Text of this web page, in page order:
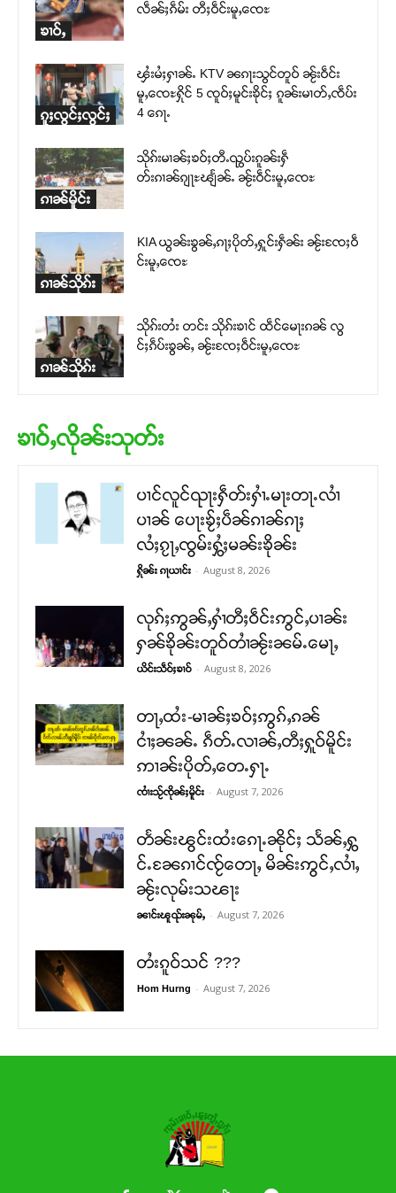
ၶၢဝ်ႇ
လဵၼ်ႈၵဵမ်း တီႈဝဵင်းမူႇၸေႊ
ၵူႈလွင်ႈလွင်ႈ
ၾႆးမႆႈႁၢၼ်ႉ KTV ၼၵႃးသွင်တူဝ် ၼႂ်းဝဵင်း
မူႇၸေႊႁိုင် 5 ၸူဝ်ႈမူင်းၶိုင်ႈ ၵူၼ်းမၢတ်ႇၸဵပ်း
4 ၵေႃႉ
ၵၢၼ်မိူင်း
သိုၵ်းမၢၼ်ႈၶဝ်ႈတီႉၺွပ်းၵူၼ်းႁဵ
တ်းၵၢၼ်ၵျႃႊၽျႅၼ်ႉ ၼႂ်းဝဵင်းမူႇၸေႊ
ၵၢၼ်သိုၵ်း
KIA ယွၼ်းၶွၼ်ႇၵႃႈပိုတ်ႇႁူင်းႁဵၼ်း ၼႂ်းၸႄႈဝဵ
င်းမူႇၸေႊ
ၵၢၼ်သိုၵ်း
သိုၵ်းတႆး တင်း သိုၵ်းၶၢင် ထဵင်မေႃးၵၼ် လွ
င်ႈၵဵပ်းၶွၼ်ႇ ၼႂ်းၸႄႈဝဵင်းမူႇၸေႊ
ၶၢဝ်ႇလိုၼ်းသုတ်း
ပၢင်လူင်ၺႃးႁဵတ်းႁၢႆႉမႃးတႃႉလၢႆ
ပၢၼ် ​​ပေႃးၶႂ်ႈပဵၼ်ၵၢၼ်ၵႃႈ
လႆႈၵႂႃႇၸွမ်းႁွႆႈမၼ်းၶိုၼ်း
ႁိုၼ်း ၵႃယၢင်း - August 8, 2026
လုၵ်ႈဢွၼ်ႇႁၢႆတီႈဝဵင်းဢွင်ႇပၢၼ်း
ႁၼ်ၶိုၼ်းတူဝ်တၢႆၼႂ်းၼမ်ႉမေႃႇ
ယိင်းသဵဝ်ႈၶၢဝ် - August 8, 2026
တႃႇထႆး-မၢၼ်ႈၶဝ်ႈဢွၵ်ႇၵၼ်
ငၢႆႈၼၼ်ႉ ၵဵတ်ႉလၢၼ်ႇတီႈႁူဝ်မိူင်း
ဢၢၼ်းပိုတ်ႇတေႉႁႃႉ
ၸၢႆးသႂ်ၸိုၼ်ႈမိူင်း - August 7, 2026
တႅၼ်းၽွင်းထႆးၵေႃႉၼိုင်ႈ သႅၼ်ႇႁွ
င်ႉၼႄၵၢင်ၸႂ်တေႃႇ မိၼ်းဢွင်ႇလၢႆႇ
ၼႂ်းလုမ်းသၽႃး
ၼၢင်းၽူၺ်းၼုမ်ႇ - August 7, 2026
တႆးၵူဝ်သင် ???
Hom Hurng - August 7, 2026